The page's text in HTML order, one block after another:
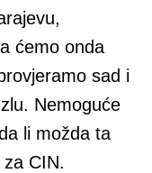
ćemo onda
sad i
Nemoguće
li možda ta
CIN.